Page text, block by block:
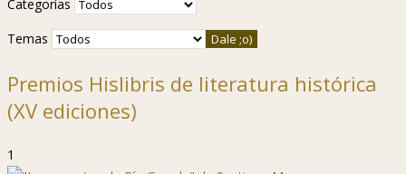
Categorías
Temas
Premios Hislibris de literatura histórica
(XV ediciones)
1